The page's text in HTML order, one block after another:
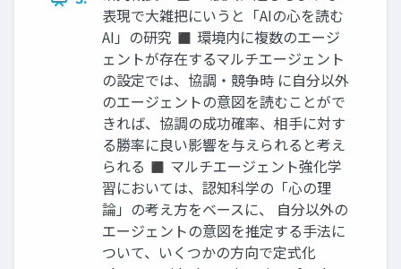
表現で大雑把にいうと「AIの心を読む
AI」の研究 ◼ 環境内に複数のエージ
ェントが存在するマルチエージェント
の設定では、協調・競争時 に自分以外
のエージェントの意図を読むことがで
きれば、協調の成功確率、相手に対す
る勝率に良い影響を与えられると考え
られる ◼ マルチエージェント強化学
習においては、認知科学の「心の理
論」の考え方をベースに、 自分以外の
エージェントの意図を推定する手法に
ついて、いくつかの方向で定式化